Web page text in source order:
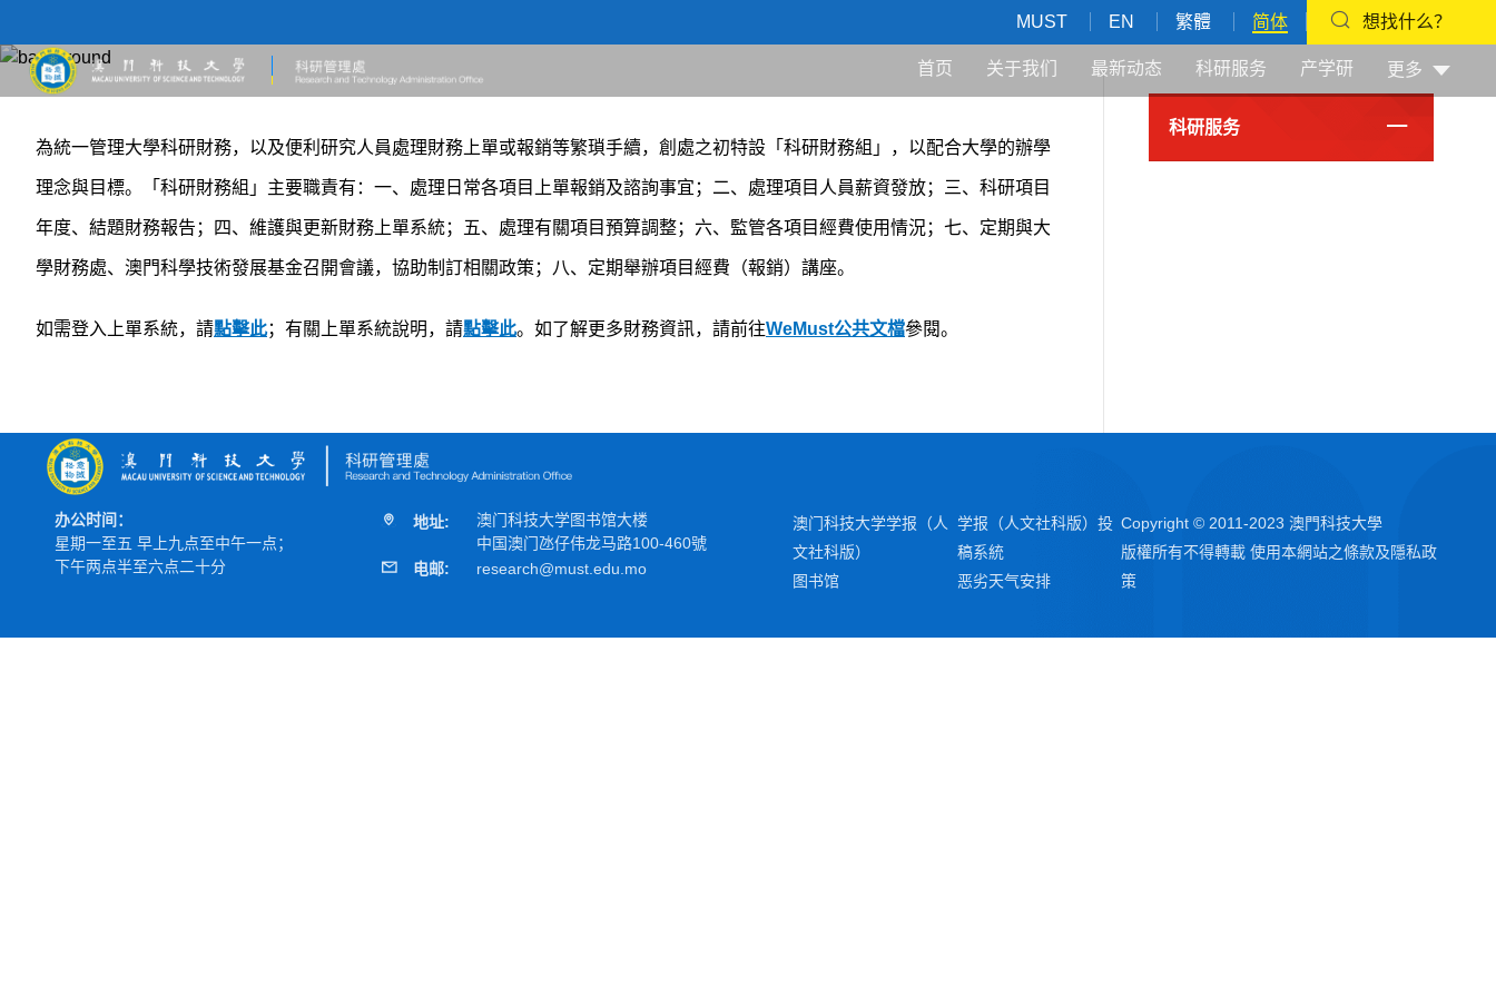
MUST EN 繁體 简体 想找什么？
首页 关于我们 最新动态 科研服务 产学研 更多
首页 / 科研服务 / 科研财务
為統一管理大學科研財務，以及便利研究人員處理財務上單或報銷等繁瑣手續，創處之初特設「科研財務組」，以配合大學的辦學
理念與目標。「科研財務組」主要職責有：一、處理日常各項目上單報銷及諮詢事宜；二、處理項目人員薪資發放；三、科研項目
年度、結題財務報告；四、維護與更新財務上單系統；五、處理有關項目預算調整；六、監管各項目經費使用情況；七、定期與大
學財務處、澳門科學技術發展基金召開會議，協助制訂相關政策；八、定期舉辦項目經費（報銷）講座。
如需登入上單系統，請點擊此；有關上單系統說明，請點擊此。如了解更多財務資訊，請前往WeMust公共文檔參閱。
科研服务
办公时间：
星期一至五 早上九点至中午一点；
下午两点半至六点二十分
地址:
澳门科技大学图书馆大楼
中国澳门氹仔伟龙马路100-460號
电邮:
research@must.edu.mo
澳门科技大学学报（人
文社科版）
学报（人文社科版）投
稿系統
图书馆
恶劣天气安排
Copyright © 2011-2023 澳門科技大學
版權所有不得轉載 使用本網站之條款及隱私政
策